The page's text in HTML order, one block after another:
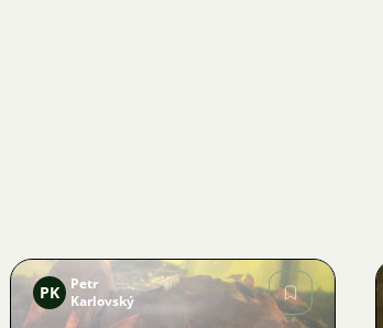
PK
Petr
Karlovský